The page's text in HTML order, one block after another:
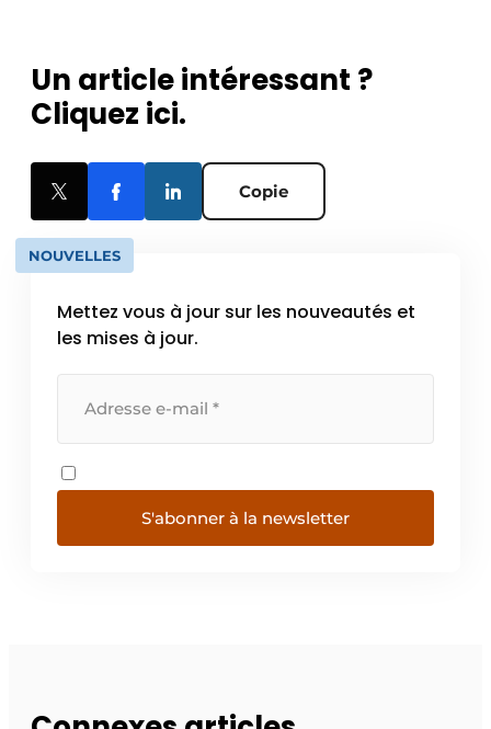
Un article intéressant ?
Cliquez ici.
Copie
NOUVELLES
Mettez vous à jour sur les nouveautés et
les mises à jour.
S'abonner à la newsletter